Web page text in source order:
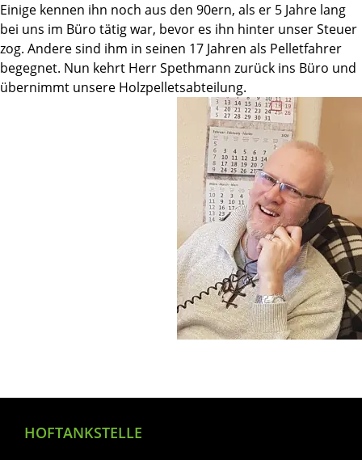
Einige kennen ihn noch aus den 90ern, als er 5 Jahre lang
bei uns im Büro tätig war, bevor es ihn hinter unser Steuer
zog. Andere sind ihm in seinen 17 Jahren als Pelletfahrer
begegnet. Nun kehrt Herr Spethmann zurück ins Büro und
übernimmt unsere Holzpelletsabteilung.
HOFTANKSTELLE